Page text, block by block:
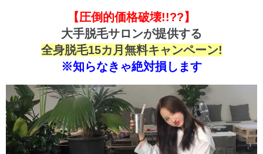
【圧倒的価格破壊!!??】
大手脱毛サロンが提供する
全身脱毛15カ月無料キャンペーン!
※知らなきゃ絶対損します